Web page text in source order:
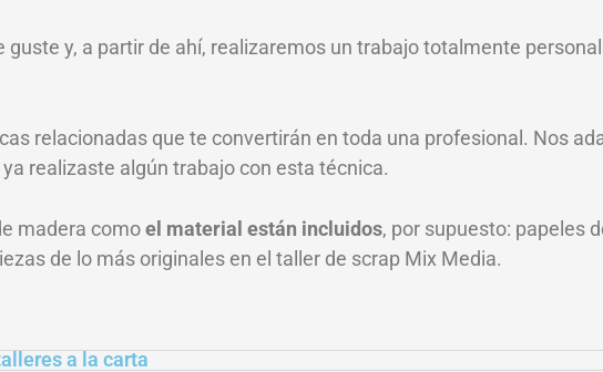
y, a partir de ahí, realizaremos un trabajo totalmente
relacionadas que te convertirán en toda una profesional. Nos
realizaste algún trabajo con esta técnica.
madera comoel material están incluidos, por supuesto: papeles
de lo más originales en el taller de scrap Mix Media.
a la carta